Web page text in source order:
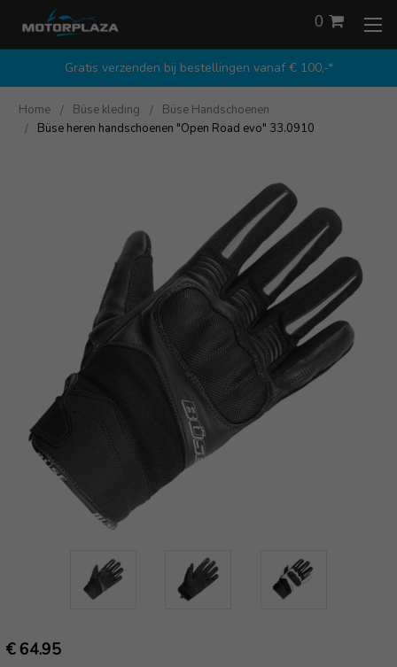
Gratis verzenden bij bestellingen vanaf € 100,-*
0
Home Büse kleding
Büse Handschoenen
Büse heren handschoenen "Open Road evo" 33.0910
€ 64.95